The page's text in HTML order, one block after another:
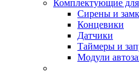
Комплектующие для
Сирены и
Концевики
Датчики
Таймеры и
Модули